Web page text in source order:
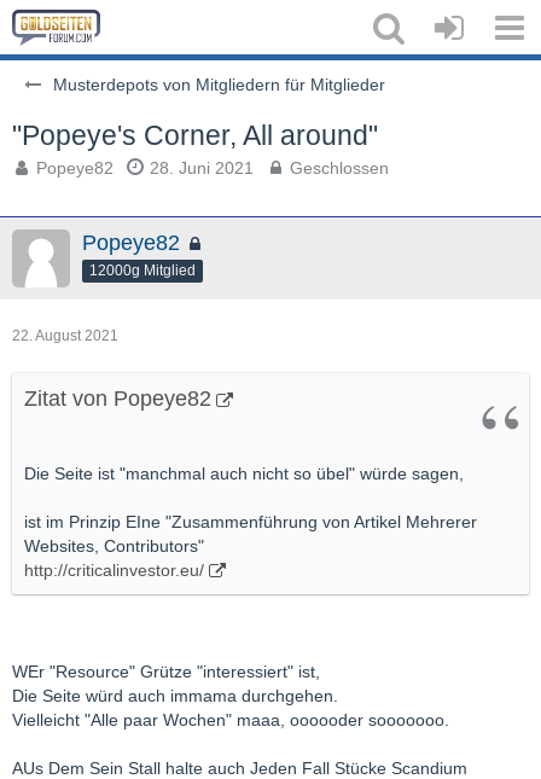
Musterdepots von Mitgliedern für Mitglieder
"Popeye's Corner, All around"
Popeye82 28. Juni 2021 Geschlossen
Popeye82
12000g Mitglied
22. August 2021
Zitat von Popeye82
Die Seite ist "manchmal auch nicht so übel" würde sagen,
ist im Prinzip EIne "Zusammenführung von Artikel Mehrerer
Websites, Contributors"
http://criticalinvestor.eu/
WEr "Resource" Grütze "interessiert" ist,
Die Seite würd auch immama durchgehen.
Vielleicht "Alle paar Wochen" maaa, oooooder sooooooo.
AUs Dem Sein Stall halte auch Jeden Fall Stücke Scandium